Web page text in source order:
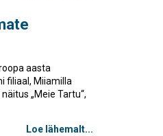
aasta
filiaal, Miiamilla
„Meie Tartu“,
Loe lähemalt...